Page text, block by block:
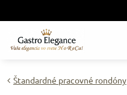
Štandardné pracovné rondóny